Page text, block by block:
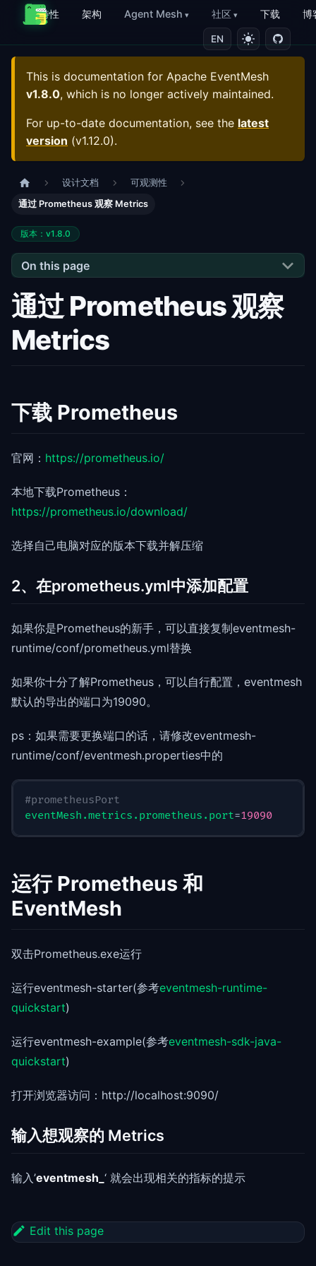
特性 架构 Agent Mesh 社区 下载 博
EN
This is documentation for Apache EventMesh
v1.8.0, which is no longer actively maintained.
For up-to-date documentation, see the latest
version (v1.12.0).
设计文档 可观测性
通过 Prometheus 观察 Metrics
版本：v1.8.0
On this page
通过 Prometheus 观察
Metrics
下载 Prometheus
官网： https://prometheus.io/
本地下载Prometheus：
https://prometheus.io/download/
选择自己电脑对应的版本下载并解压缩
2、在prometheus.yml中添加配置
如果你是Prometheus的新手，可以直接复制eventmesh-
runtime/conf/prometheus.yml替换
如果你十分了解Prometheus，可以自行配置，eventmesh
默认的导出的端口为19090。
ps：如果需要更换端口的话，请修改eventmesh-
runtime/conf/eventmesh.properties中的
#prometheusPort
eventMesh.metrics.prometheus.port=19090
运行 Prometheus 和
EventMesh
双击Prometheus.exe运行
运行eventmesh-starter(参考eventmesh-runtime-
quickstart)
运行eventmesh-example(参考eventmesh-sdk-java-
quickstart)
打开浏览器访问：http://localhost:9090/
输入想观察的 Metrics
输入’eventmesh_ ‘ 就会出现相关的指标的提示
Edit this page